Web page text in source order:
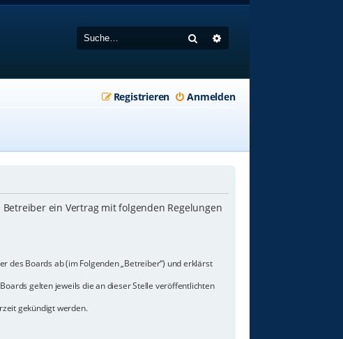
Suche
Anmelden
Registrieren
ein Vertrag mit folgenden Regelungen
des Boards ab (im Folgenden „Betreiber“) und erklärst
gelten jeweils die an dieser Stelle veröffentlichten
gekündigt werden.